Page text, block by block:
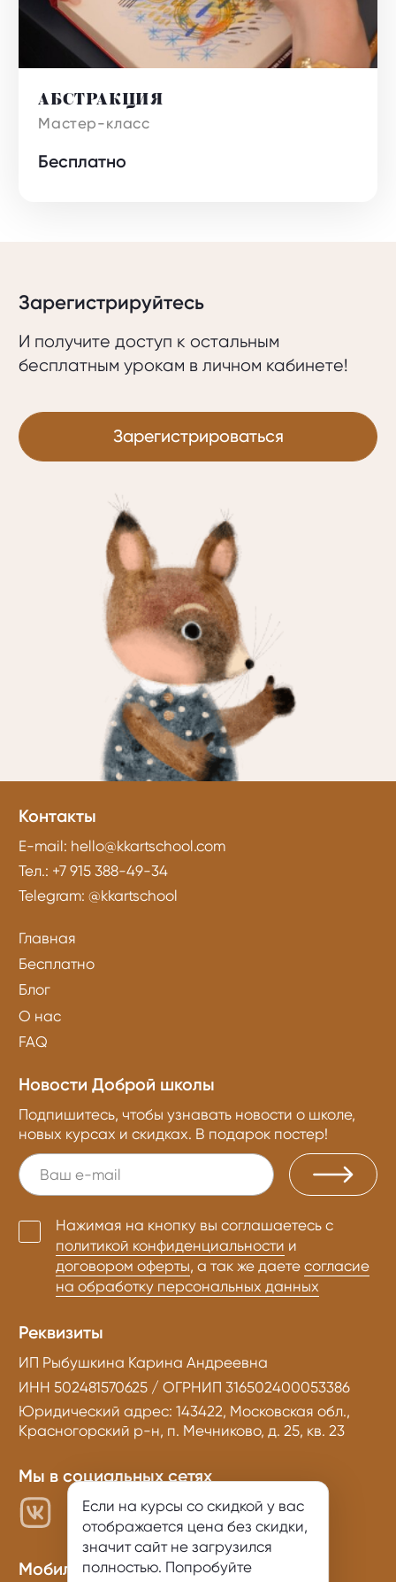
Бесплатно
АБСТРАКЦИЯ
Зарегистрируйтесь
И получите доступ к остальным
бесплатным урокам в личном кабинете!
Зарегистрироваться
Контакты
E-mail: hello@kkartschool.com
Тел.: +7 915 388-49-34
Telegram:@kkartschool
Главная
Бесплатно
Блог
О нас
FAQ
Новости Доброй школы
Подпишитесь, чтобы узнавать новости о школе,
новых курсах и скидках. В подарок постер!
Нажимая на кнопку вы соглашаетесь с
политикой конфиденциальности и
договором оферты, а так же даетесогласие
на обработку персональных данных
Реквизиты
ИП Рыбушкина Карина Андреевна
ИНН 502481570625 / ОГРНИП 316502400053386
Юридический адрес: 143422, Московская обл.,
Красногорский р-н, п. Мечниково, д. 25, кв. 23
Мы в социальных сетях
Мобильное приложение
Если на курсы со скидкой у вас
отображается цена без скидки,
значит сайт не загрузился
полностью. Попробуйте